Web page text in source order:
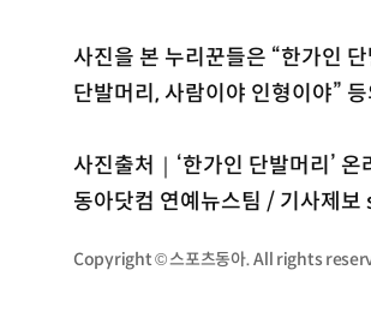
사진을 본 누리꾼들은 “한가인
단발머리, 사람이야 인형이야”
사진출처｜‘한가인 단발머리’ 온
동아닷컴 연예뉴스팀 / 기사제
Copyright © 스포츠동아. All rights